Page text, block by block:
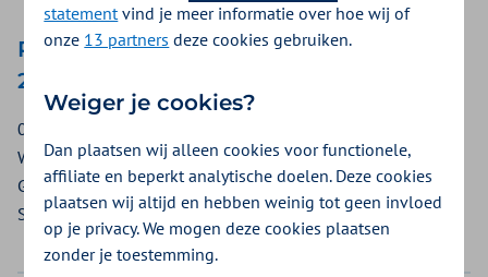
Publicatie aanvulling inkoopbeleid
2027
09-07-2026
Wij informeren u over een aanvulling op het Inkoopbeleid
Geboortezorg 2027. De aanvulling geldt voor Verloskundig
Samenwerkingsverbanden (VSV’s). U leest er hier meer over.
statementvind je meer informatie over hoe wij of
onze 13 partners deze cookies gebruiken.
Weiger je cookies?
Dan plaatsen wij alleen cookies voor functionele,
affiliate en beperkt analytische doelen. Deze cookies
plaatsen wij altijd en hebben weinig tot geen invloed
op je privacy. We mogen deze cookies plaatsen
zonder je toestemming.